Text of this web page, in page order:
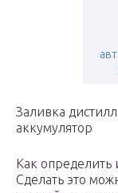
Заливка
аккумулятор
Как определить
Сделать это